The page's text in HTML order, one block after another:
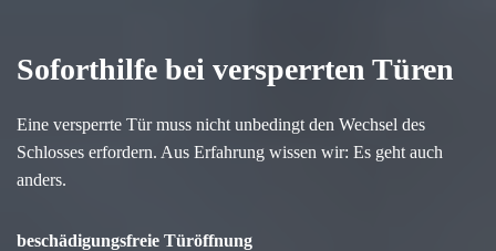
Soforthilfe bei versperrten Türen
Eine versperrte Tür muss nicht unbedingt den Wechsel des
Schlosses erfordern. Aus Erfahrung wissen wir: Es geht auch
anders.
beschädigungsfreie Türöffnung